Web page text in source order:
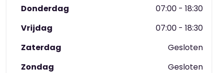
Donderdag
07:00 - 18:30
Vrijdag
07:00 - 18:30
Zaterdag
Gesloten
Zondag
Gesloten